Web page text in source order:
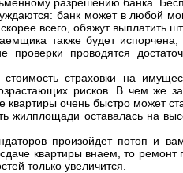
банк может в любой
всего, обяжут выплатить
также будет
проверки проводятся
страховки на
рисков. В чем же
квартиры очень быстро может
жилплощади оставалась на
произойдет потоп и
квартиры внаем, то ремонт
только увеличится.